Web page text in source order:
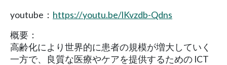
youtube： https://youtu.be/lKvzdb-Qdns
概要：
高齢化により世界的に患者の規模が増大していく
一方で、良質な医療やケアを提供するための ICT